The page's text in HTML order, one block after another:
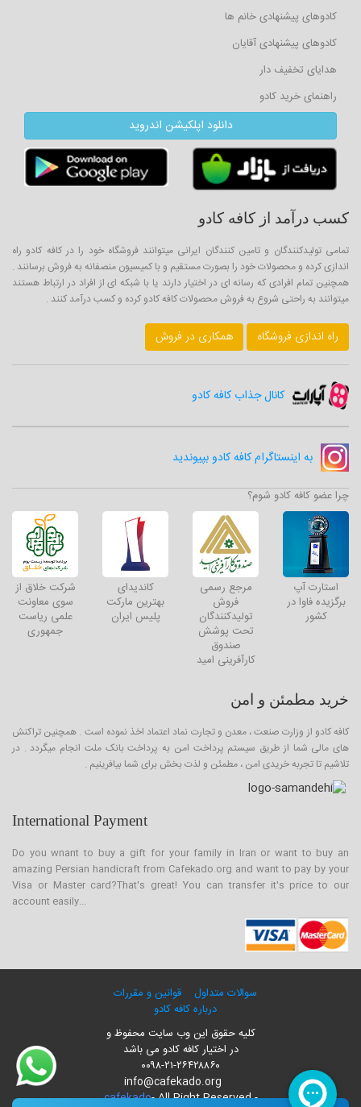
کادوهای پیشنهادی خانم ها
کادوهای پیشنهادی آقایان
هدایای تخفیف دار
راهنمای خرید کادو
دانلود اپلکیشن اندروید
کسب درآمد از کافه کادو
تمامی تولیدکنندگان و تامین کنندگان ایرانی میتوانند فروشگاه خود را در کافه کادو راه
اندازی کرده و محصولات خود را بصورت مستقیم و با کمیسیون منصفانه به فروش برسانند .
همچنین تمام افرادی که رسانه ای در اختیار دارند یا با شبکه ای از افراد در ارتباط هستند
میتوانند به راحتی شروع به فروش محصولات کافه کادو کرده و کسب درآمد کنند .
راه اندازی فروشگاه همکاری در فروش
به اینستاگرام کافه کادو بپیوندید
کانال جذاب کافه کادو
چرا عضو کافه کادو شوم؟
استارت آپ
برگزیده فاوا در
کشور
مرجع رسمی
فروش
تولیدکنندگان
تحت پوشش
صندوق
کارآفرینی امید
کاندیدای
بهترین مارکت
پلیس ایران
شرکت خلاق از
سوی معاونت
علمی ریاست
جمهوری
خرید مطمئن و امن
کافه کادو از وزارت صنعت ، معدن و تجارت نماد اعتماد اخذ نموده است . همچنین تراکنش
های مالی شما از طریق سیستم پرداخت امن به پرداخت بانک ملت انجام میگردد . در
تلاشیم تا تجربه خریدی امن ، مطمئن و لذت بخش برای شما بیافرینیم .
International Payment
Do you wnant to buy a gift for your family in Iran or want to buy an
amazing Persian handicraft from Cafekado.org and want to pay by your
Visa or Master card?That's great! You can transfer it's price to our
account easily...
سوالات متداول
قوانین و مقررات
درباره کافه کادو
کلیه حقوق این وب سایت محفوظ و
در اختیار کافه کادو می باشد
۰۰۹۸-۲۱-۲۶۴۲۸۸۶۰
cafekado- All Right Reserved -